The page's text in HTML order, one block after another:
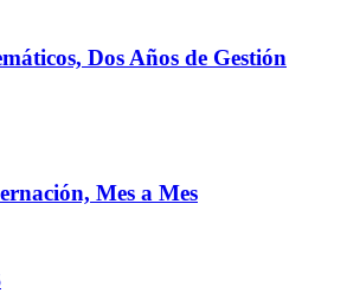
Dos Años de Gestión
Mes a Mes